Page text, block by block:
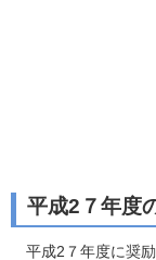
平成2７年度
平成2７年度に奨励